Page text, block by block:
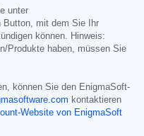
unter
Button, mit dem Sie Ihr
können. Hinweis:
Produkte haben, müssen Sie
können Sie den EnigmaSoft-
kontaktieren
Website von EnigmaSoft